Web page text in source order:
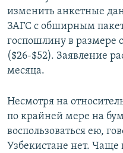
изменить анкетные
ЗАГС с обширным
госпошлину в размере
($26-$52). Заявление
месяца.
Несмотря на
по крайней мере на
воспользоваться ею,
Узбекистане нет. Чаще